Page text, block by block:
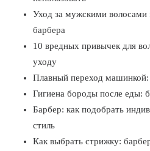
Уход за мужскими волосами
барбера
10 вредных привычек для
уходу
Плавный переход машинкой:
Гигиена бороды после еды:
Барбер: как подобрать
стиль
Как выбрать стрижку: